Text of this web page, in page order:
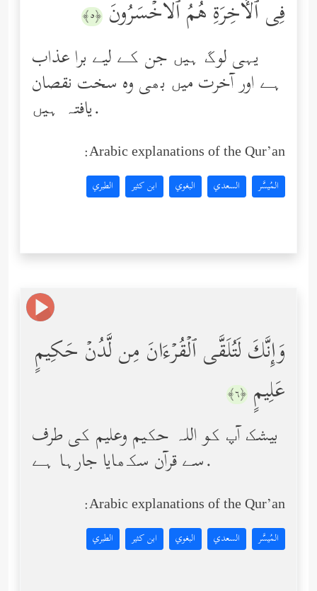
فِی ٱلۡـَٔاخِرَةِ هُمُ ٱلۡأَخۡسَرُونَ ﴿٥﴾
یہی لوگ ہیں جن کے لیے برا عذاب
ہے اور آخرت میں بھی وه سخت نقصان
یافتہ ہیں.
Arabic explanations of the Qur’an:
المُيسَّر السعدي البغوي ابن كثير الطبري
وَإِنَّكَ لَتُلَقَّى ٱلۡقُرۡءَانَ مِن لَّدُنۡ حَكِیمٍ
عَلِیمٍ ﴿٦﴾
بیشک آپ کو اللہ حکیم وعلیم کی طرف
سے قرآن سکھایا جارہا ہے.
Arabic explanations of the Qur’an:
المُيسَّر السعدي البغوي ابن كثير الطبري